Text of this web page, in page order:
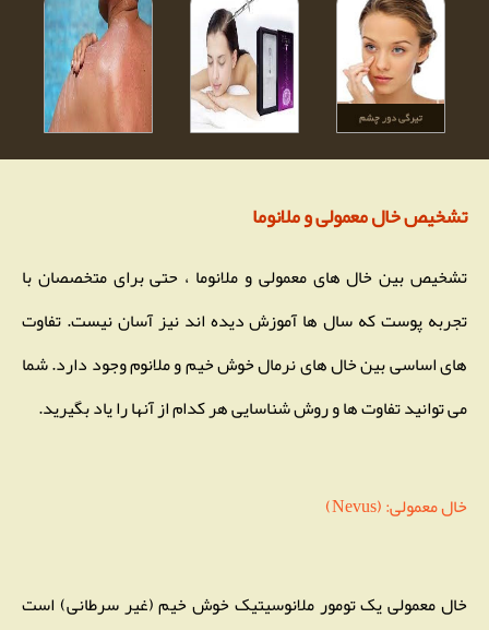
تشخیص خال معمولی و ملانوما
تشخیص بین خال های معمولی و ملانوما ، حتی برای متخصصان با
تجربه پوست که سال ها آموزش دیده اند نیز آسان نیست. تفاوت
های اساسی بین خال های نرمال خوش خیم و ملانوم وجود دارد. شما
می توانید تفاوت ها و روش شناسایی هر کدام از آنها را یاد بگیرید.
خال معمولی: (Nevus)
خال معمولی یک تومور ملانوسیتیک خوش خیم (غیر سرطانی) است